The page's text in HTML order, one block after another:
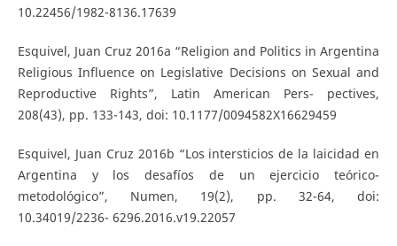
10.22456/1982-8136.17639
Esquivel, Juan Cruz 2016a “Religion and Politics in Argentina
Religious Influence on Legislative Decisions on Sexual and
Reproductive Rights”, Latin American Pers- pectives,
208(43), pp. 133-143, doi: 10.1177/0094582X16629459
Esquivel, Juan Cruz 2016b “Los intersticios de la laicidad en
Argentina y los desafíos de un ejercicio teórico-
metodológico”, Numen, 19(2), pp. 32-64, doi:
10.34019/2236- 6296.2016.v19.22057